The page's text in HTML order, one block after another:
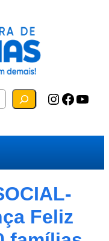
Instagram Facebook YouTube
Feliz